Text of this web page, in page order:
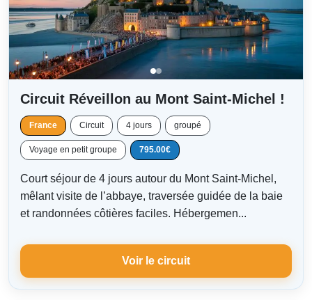
Circuit Réveillon au Mont Saint-Michel !
France Circuit 4 jours groupé
Voyage en petit groupe 795.00€
Court séjour de 4 jours autour du Mont Saint-Michel,
mêlant visite de l’abbaye, traversée guidée de la baie
et randonnées côtières faciles. Hébergemen...
Voir le circuit